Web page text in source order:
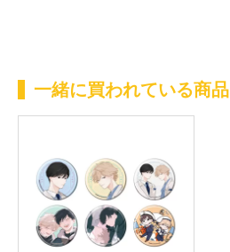
一緒に買われている商品